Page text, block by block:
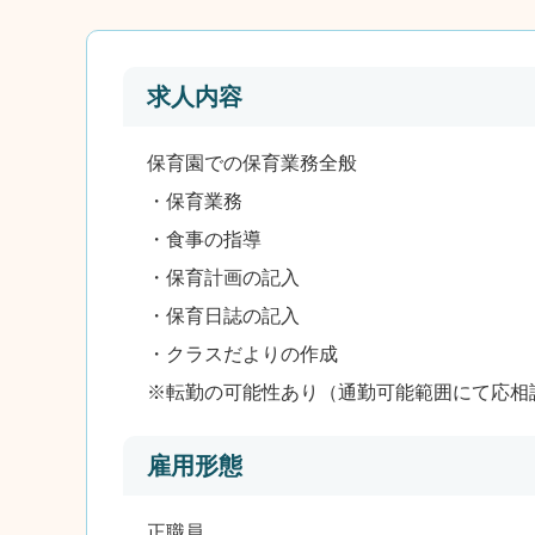
求人内容
保育園での保育業務全般
・保育業務
・食事の指導
・保育計画の記入
・保育日誌の記入
・クラスだよりの作成
※転勤の可能性あり（通勤可能範囲にて応相
雇用形態